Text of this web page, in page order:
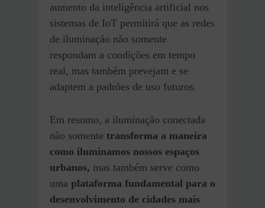
aumento da inteligência artificial nos
sistemas de IoT permitirá que as redes
de iluminação não somente
respondam a condições em tempo
real, mas também prevejam e se
adaptem a padrões de uso futuros.
Em resumo, a iluminação conectada
não somente transforma a maneira
como iluminamos nossos espaços
urbanos, mas também serve como
uma plataforma fundamental para o
desenvolvimento de cidades mais